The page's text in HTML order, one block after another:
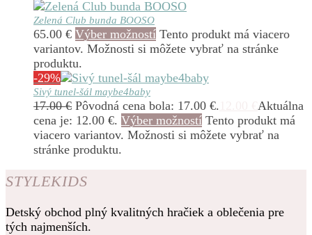
Zelená Club bunda BOOSO
65.00 € Výber možností Tento produkt má viacero
variantov. Možnosti si môžete vybrať na stránke
produktu.
-29%
Sivý tunel-šál maybe4baby
17.00€ Pôvodná cena bola: 17.00 €.
Aktuálna
cena je: 12.00 €. Výber možností Tento produkt má
viacero variantov. Možnosti si môžete vybrať na
stránke produktu.
STYLEKIDS
Detský obchod plný kvalitných hračiek a oblečenia pre
tých najmenších.